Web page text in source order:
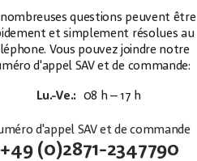
nombreuses questions peuvent être
et simplement résolues au
Vous pouvez joindre notre
d'appel SAV et de commande:
Lu.-Ve.: 08 h – 17 h
d'appel SAV et de commande
+49 (0)2871-2347790